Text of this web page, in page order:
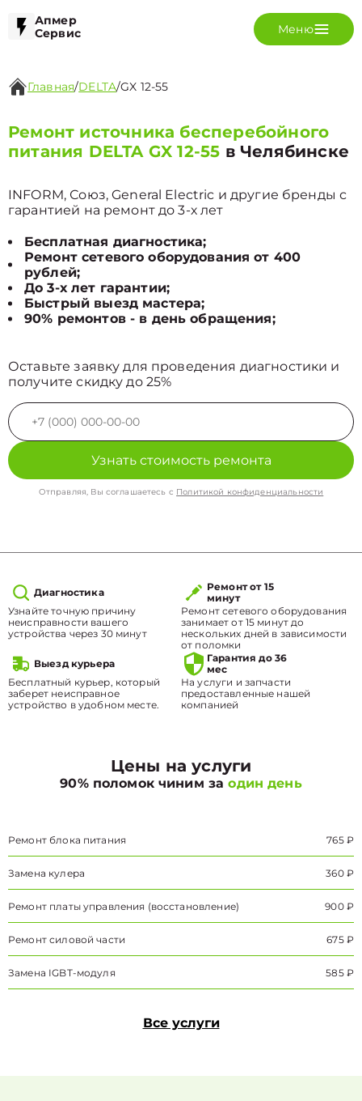
Апмер
Сервис
Меню
Главная/DELTA/GX 12-55
Ремонт источника бесперебойного
питания DELTA GX 12-55 в Челябинске
INFORM, Союз, General Electric и другие бренды с
гарантией на ремонт до 3-х лет
Бесплатная диагностика;
Ремонт сетевого оборудования от 400
рублей;
До 3-х лет гарантии;
Быстрый выезд мастера;
90% ремонтов - в день обращения;
Оставьте заявку для проведения диагностики и
получите скидку до 25%
Узнать стоимость ремонта
Отправляя, Вы соглашаетесь с Политикой конфиденциальности
Диагностика
Узнайте точную причину
неисправности вашего
устройства через 30 минут
Ремонт от 15
минут
Ремонт сетевого оборудования
занимает от 15 минут до
нескольких дней в зависимости
от поломки
Выезд курьера
Бесплатный курьер, который
заберет неисправное
устройство в удобном месте.
Гарантия до 36
мес
На услуги и запчасти
предоставленные нашей
компанией
Цены на услуги
90% поломок чиним заодин день
Ремонт блока питания 765 ₽
Замена кулера 360 ₽
Ремонт платы управления (восстановление) 900 ₽
Ремонт силовой части 675 ₽
Замена IGBT-модуля 585 ₽
Все услуги